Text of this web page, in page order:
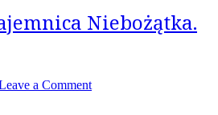
Niebożątka.
a Comment